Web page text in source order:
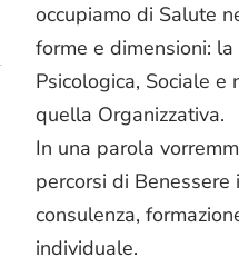
occupiamo di Salute
forme e dimensioni: la
Psicologica, Sociale e
quella Organizzativa.
In una parola
percorsi di
consulenza,
individuale.